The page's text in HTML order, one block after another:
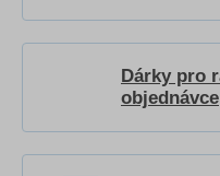
Dárky pro
objednávce